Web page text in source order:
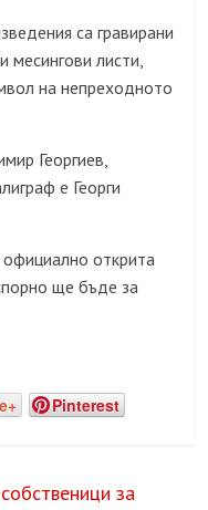
са гравирани
месингови листи,
на непреходното
Георгиев,
е Георги
открита
ще бъде за
Pinterest
за